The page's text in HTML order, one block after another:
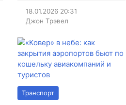
18.01.2026 20:31
Джон Трэвел
Транспорт